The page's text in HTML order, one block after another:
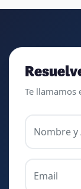
pero que
a
de preguntas del
Gracias Vanesa y
Te llamamos
Nombre y
Email